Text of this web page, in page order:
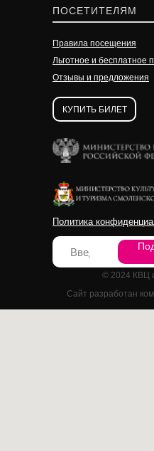
ПОСЕТИТЕЛЯМ
Правила посещения
Льготное и бесплатное
Отзывы и предложения
© 2024 КВЦ
КУПИТЬ БИЛЕТ
Политика
Сайт разработан